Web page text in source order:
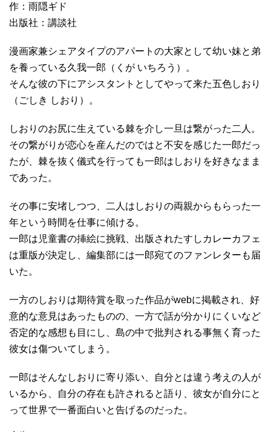
作：雨隠ギド
出版社：講談社
漫画家兼シェアタイプのアパートの大家として幼い妹と弟
を養っている久我一郎（くが いちろう）。
そんな彼の下にアシスタントとしてやって来た五色しおり
（ごしき しおり）。
しおりのお尻に生えている棘を介し一旦は繋がった二人。
その繋がりが恋心を産んだのではと不安を感じた一郎だっ
たが、棘を抜く儀式を行っても一郎はしおりを好きなまま
であった。
その事に安堵しつつ、二人はしおりの両親からもらった一
年という時間を仕事に傾ける。
一郎は児童書の挿絵に挑戦、出版されたすしカレーカフェ
は重版が決定し、編集部には一郎宛てのファンレターも届
いた。
一方のしおりは期待賞を取った作品がwebに掲載され、好
意的な意見はあったものの、一方で話が分かりにくいなど
否定的な感想も目にし、島の中で批判される事無く育った
彼女は傷ついてしまう。
一郎はそんなしおりに寄り添い、自分とは違う考えの人が
いるから、自分の存在も許されると語り、彼女が自分にと
って世界で一番面白いと告げるのだった。